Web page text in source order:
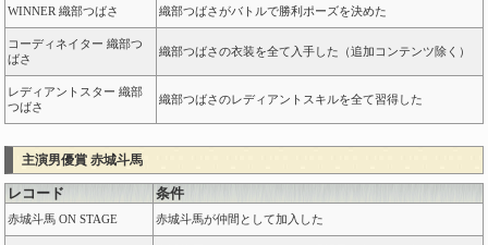
WINNER 織部つばさ 織部つばさがバトルで勝利ポーズを決めた
コーディネイター 織部つ
ばさ
織部つばさの衣装を全て入手した（追加コンテンツ除く）
レディアントスター 織部
つばさ
織部つばさのレディアントスキルを全て習得した
主演男優賞 赤城斗馬
レコード 条件
赤城斗馬 ON STAGE 赤城斗馬が仲間として加入した